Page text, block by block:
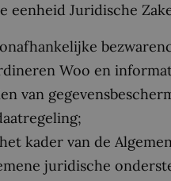
eenheid Juridische
Woo en
van
kader van de
juridische